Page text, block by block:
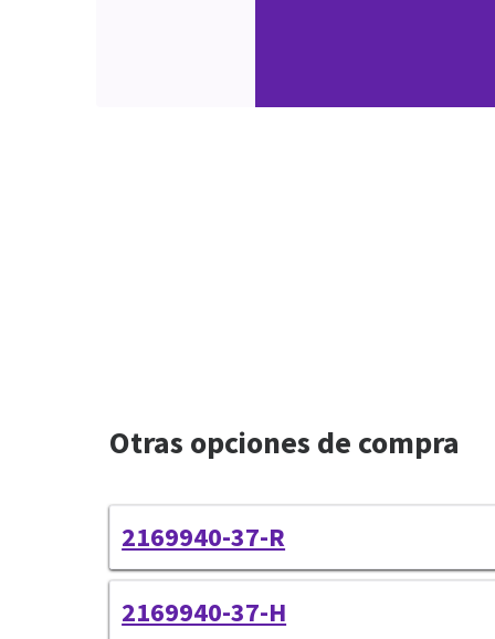
Otras opciones de compra
2169940-37-R
2169940-37-H